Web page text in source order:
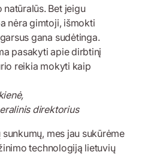
natūralūs. Bet jeigu
nėra gimtoji, išmokti
gana sudėtinga.
pasakyti apie dirbtinį
reikia mokyti kaip
direktorius
mes jau sukūrėme
technologiją lietuvių